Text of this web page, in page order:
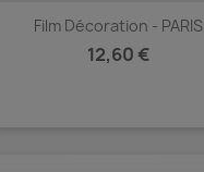
Film Décoration - PARIS
Prix
12,60 €